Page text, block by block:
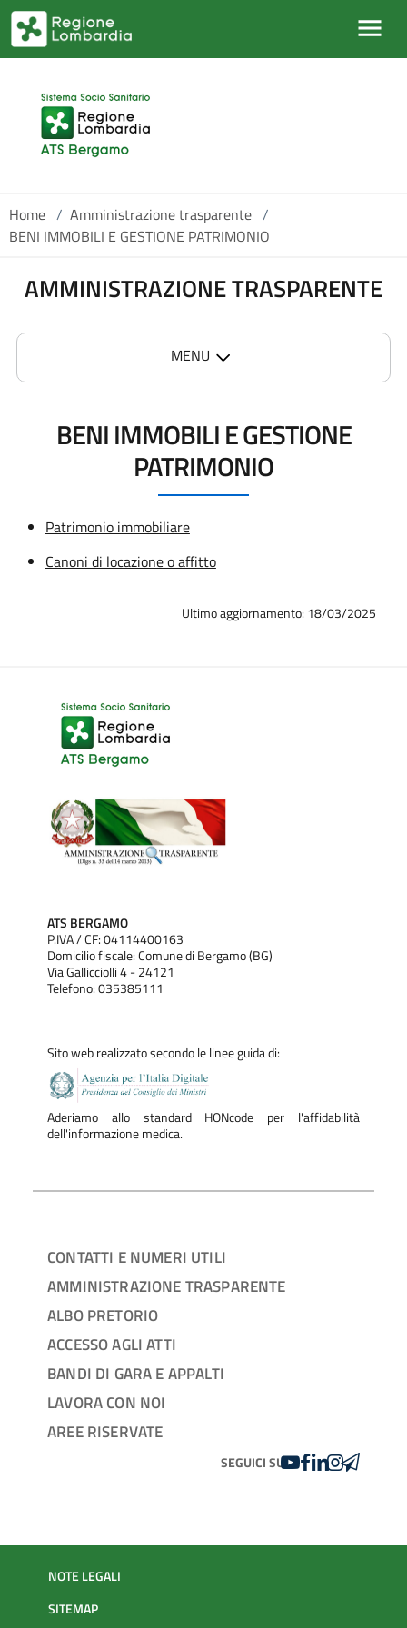
Salta al contenuto principale
Home / Amministrazione trasparente /
BENI IMMOBILI E GESTIONE PATRIMONIO
AMMINISTRAZIONE TRASPARENTE
MENU
BENI IMMOBILI E GESTIONE
PATRIMONIO
Patrimonio immobiliare
Canoni di locazione o affitto
Ultimo aggiornamento: 18/03/2025
ATS BERGAMO
P.IVA / CF: 04114400163
Domicilio fiscale: Comune di Bergamo (BG)
Via Gallicciolli 4 - 24121
Telefono: 035385111
Sito web realizzato secondo le linee guida di:
Aderiamo allo standard HONcode per l'affidabilità
dell'informazione medica.
CONTATTI E NUMERI UTILI
AMMINISTRAZIONE TRASPARENTE
ALBO PRETORIO
ACCESSO AGLI ATTI
BANDI DI GARA E APPALTI
LAVORA CON NOI
AREE RISERVATE
SEGUICI SUYOUTUBE
FACEBOOK
LINKEDIN
INSTAGRAM
NOTE LEGALI
SITEMAP